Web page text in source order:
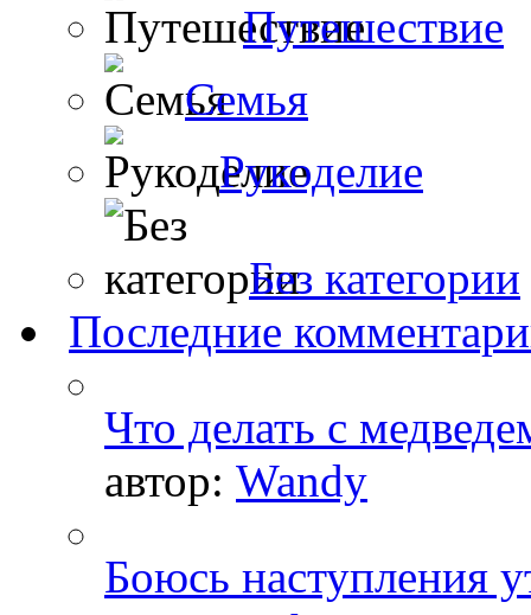
Путешествие
Семья
Рукоделие
Без категории
Последние
Что делать с
автор: Wandy
Боюсь наступления